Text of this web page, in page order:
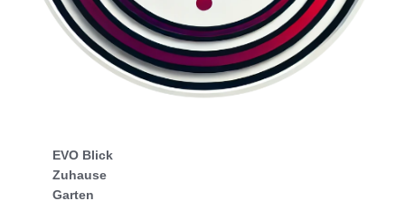
EVO Blick
Zuhause
Garten